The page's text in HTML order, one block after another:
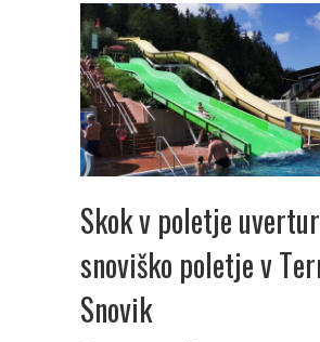
Skok v poletje
snoviško poletje v
Snovik